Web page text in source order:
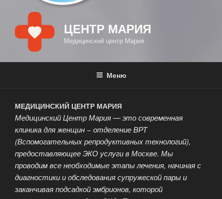
ЦЕНТР МАРИЯ
Медицинский центр Мария
Меню
МЕДИЦИНСКИЙ ЦЕНТР МАРИЯ
Медицинский Центр Мария — это современная
клиника для женщин − отделение ВРТ
(Вспомогательных репродуктивных технологий),
предоставляющее ЭКО услуги в Москве. Мы
проводим все необходимые этапы лечения, начиная с
диагностики и обследования супружеской пары и
заканчивая подсадкой эмбрионов, которой